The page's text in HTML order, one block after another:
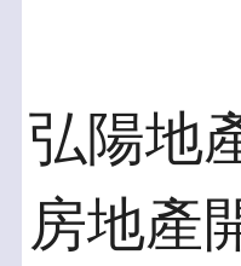
弘陽地
房地產